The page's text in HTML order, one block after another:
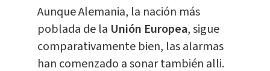
Aunque Alemania, la nación más
poblada de la Unión Europea, sigue
comparativamente bien, las alarmas
han comenzado a sonar también alli.